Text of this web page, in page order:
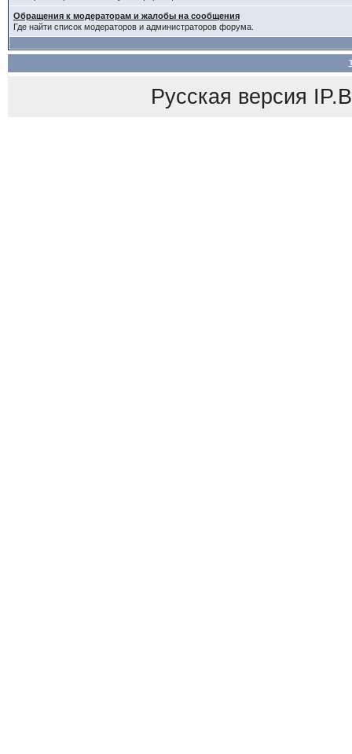
Обращения к модераторам и жалобы на сообщения
Где найти список модераторов и администраторов форума.
Русская версия